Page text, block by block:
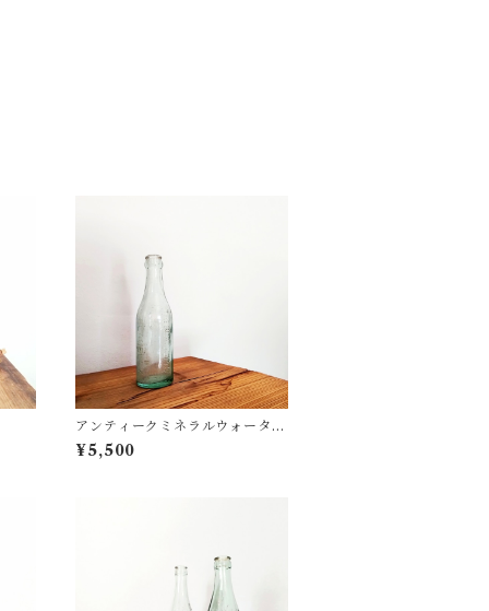
アンティークミネラルウォーター
ボトル
¥5,500